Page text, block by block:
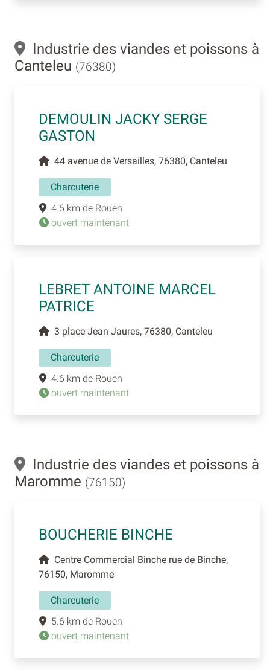
Industrie des viandes et poissons à
Canteleu (76380)
DEMOULIN JACKY SERGE
GASTON
44 avenue de Versailles, 76380, Canteleu
Charcuterie
4.6 km de Rouen
ouvert maintenant
LEBRET ANTOINE MARCEL
PATRICE
3 place Jean Jaures, 76380, Canteleu
Charcuterie
4.6 km de Rouen
ouvert maintenant
Industrie des viandes et poissons à
Maromme (76150)
BOUCHERIE BINCHE
Centre Commercial Binche rue de Binche,
76150, Maromme
Charcuterie
5.6 km de Rouen
ouvert maintenant